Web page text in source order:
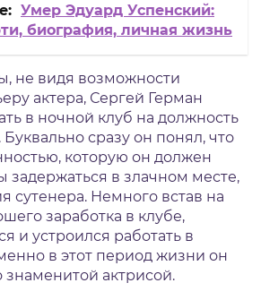
Умер Эдуард Успенский:
биография, личная жизнь
не видя возможности
актера, Сергей Герман
в ночной клуб на должность
сразу он понял, что
которую он должен
задержаться в злачном месте,
сутенера. Немного встав на
заработка в клубе,
и устроился работать в
в этот период жизни он
знаменитой актрисой.